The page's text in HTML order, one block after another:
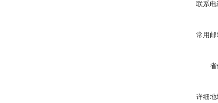
联系电
常用邮
省
详细地